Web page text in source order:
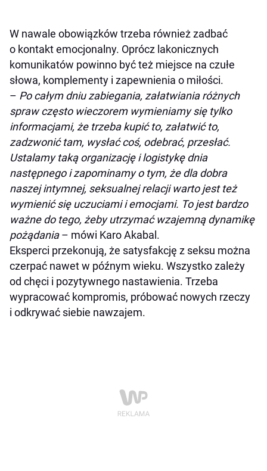
W nawale obowiązków trzeba również zadbać
o kontakt emocjonalny. Oprócz lakonicznych
komunikatów powinno być też miejsce na czułe
słowa, komplementy i zapewnienia o miłości.
– Po całym dniu zabiegania, załatwiania różnych
spraw często wieczorem wymieniamy się tylko
informacjami, że trzeba kupić to, załatwić to,
zadzwonić tam, wysłać coś, odebrać, przesłać.
Ustalamy taką organizację i logistykę dnia
następnego i zapominamy o tym, że dla dobra
naszej intymnej, seksualnej relacji warto jest też
wymienić się uczuciami i emocjami. To jest bardzo
ważne do tego, żeby utrzymać wzajemną dynamikę
pożądania– mówi Karo Akabal.
Eksperci przekonują, że satysfakcję z seksu można
czerpać nawet w późnym wieku. Wszystko zależy
od chęci i pozytywnego nastawienia. Trzeba
wypracować kompromis, próbować nowych rzeczy
i odkrywać siebie nawzajem.